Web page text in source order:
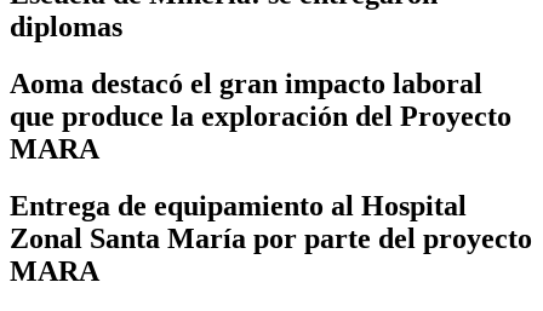
diplomas
Aoma destacó el gran impacto laboral
que produce la exploración del Proyecto
MARA
Entrega de equipamiento al Hospital
Zonal Santa María por parte del proyecto
MARA